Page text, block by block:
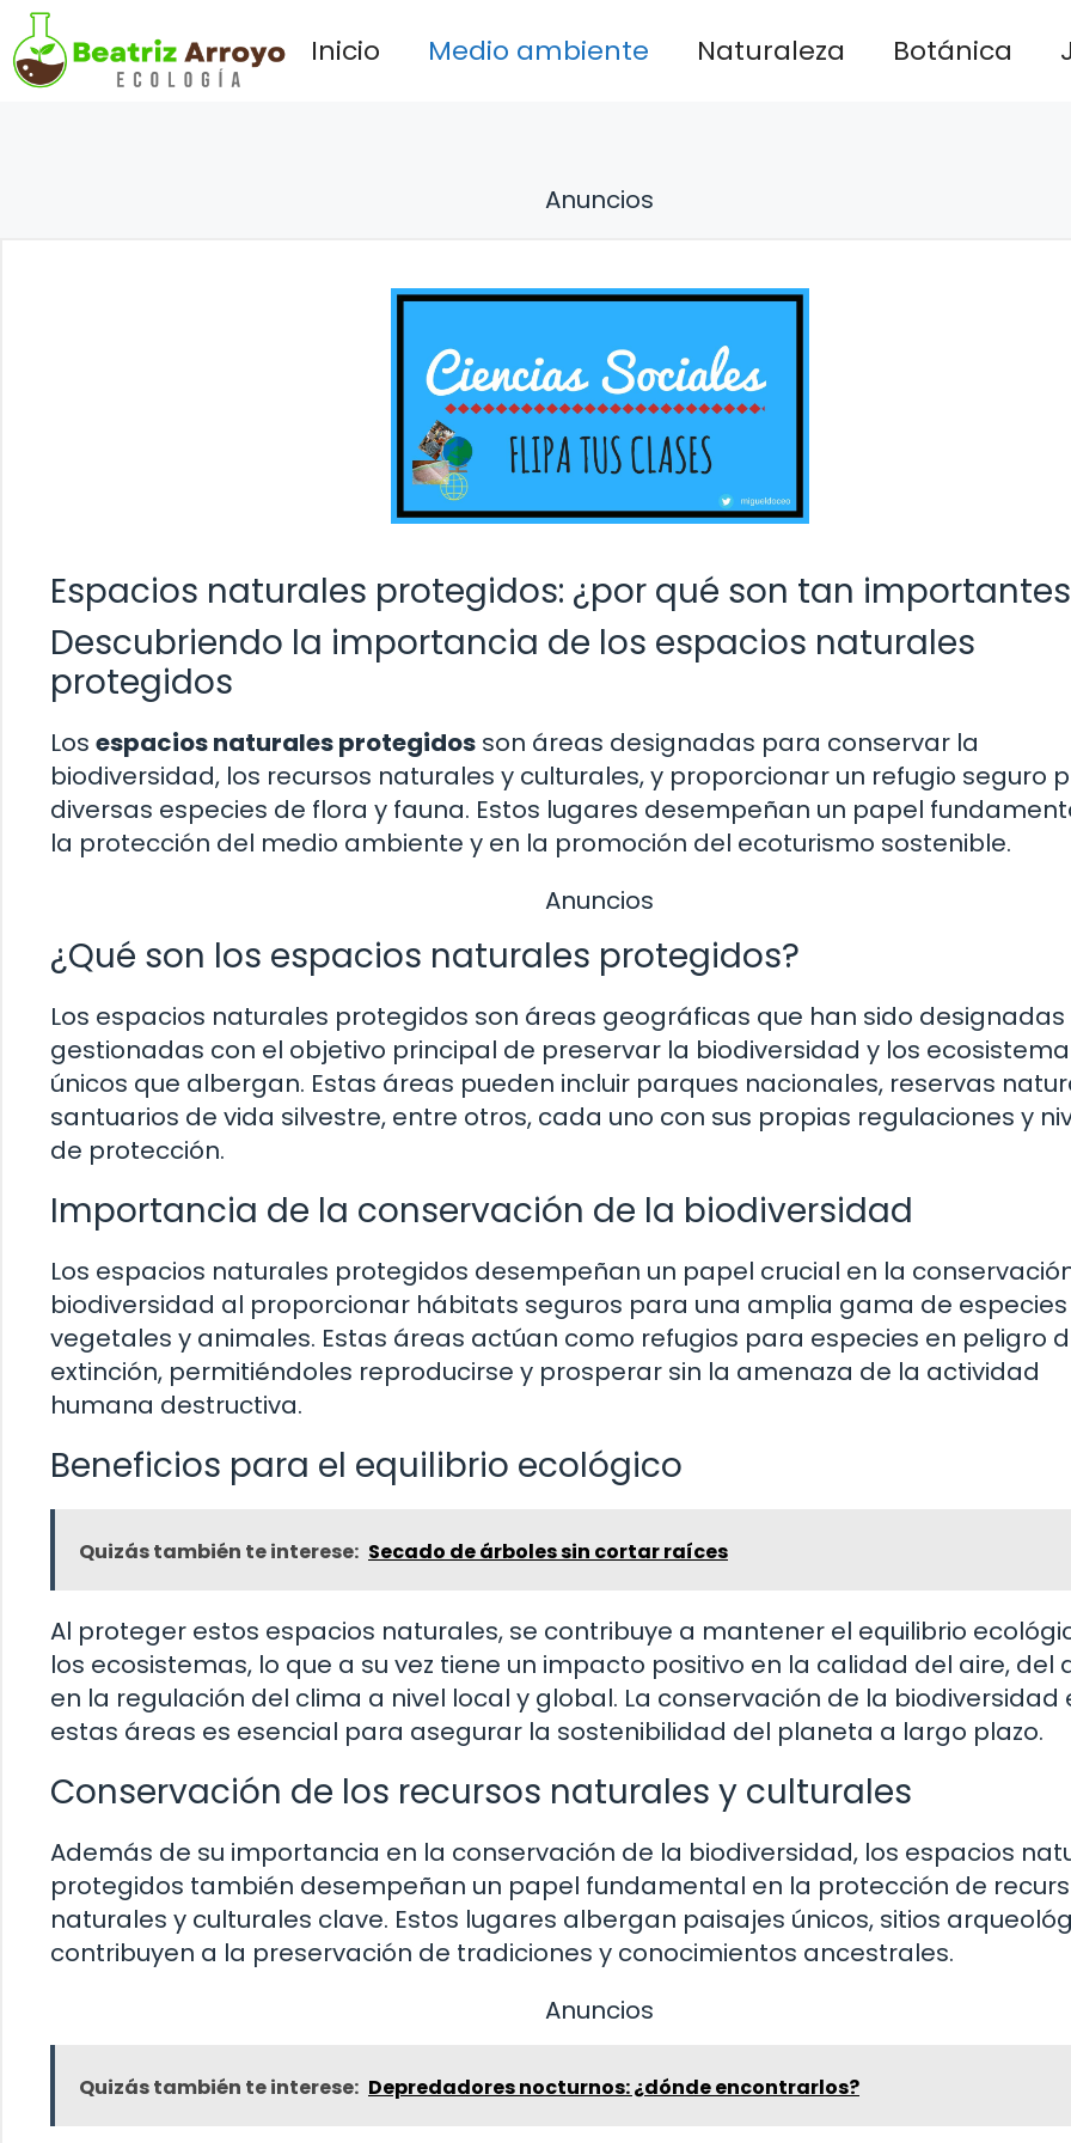
Saltar
al
contenido
Inicio Medio ambiente Naturaleza Botánica
Anuncios
Espacios naturales protegidos: ¿por qué son tan
Descubriendo la importancia de los espacios naturales
protegidos
Los espacios naturales protegidos son áreas designadas para conservar la
biodiversidad, los recursos naturales y culturales, y proporcionar un refugio seguro
diversas especies de flora y fauna. Estos lugares desempeñan un papel
la protección del medio ambiente y en la promoción del ecoturismo sostenible.
Anuncios
¿Qué son los espacios naturales protegidos?
Los espacios naturales protegidos son áreas geográficas que han sido designadas
gestionadas con el objetivo principal de preservar la biodiversidad y los
únicos que albergan. Estas áreas pueden incluir parques nacionales, reservas
santuarios de vida silvestre, entre otros, cada uno con sus propias regulaciones y
de protección.
Importancia de la conservación de la biodiversidad
Los espacios naturales protegidos desempeñan un papel crucial en la
biodiversidad al proporcionar hábitats seguros para una amplia gama de especies
vegetales y animales. Estas áreas actúan como refugios para especies en peligro
extinción, permitiéndoles reproducirse y prosperar sin la amenaza de la actividad
humana destructiva.
Beneficios para el equilibrio ecológico
Quizás también te interese: Secado de árboles sin cortar raíces
Al proteger estos espacios naturales, se contribuye a mantener el equilibrio
los ecosistemas, lo que a su vez tiene un impacto positivo en la calidad del aire, del
en la regulación del clima a nivel local y global. La conservación de la biodiversidad
estas áreas es esencial para asegurar la sostenibilidad del planeta a largo plazo.
Conservación de los recursos naturales y culturales
Además de su importancia en la conservación de la biodiversidad, los espacios
protegidos también desempeñan un papel fundamental en la protección de
naturales y culturales clave. Estos lugares albergan paisajes únicos, sitios
contribuyen a la preservación de tradiciones y conocimientos ancestrales.
Anuncios
Quizás también te interese: Depredadores nocturnos: ¿dónde encontrarlos?